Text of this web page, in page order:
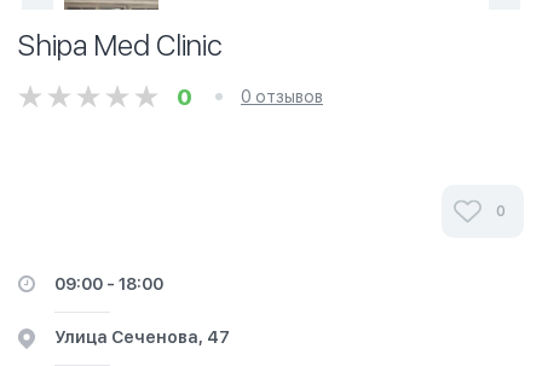
Shipa Med Clinic
0 0 отзывов
0
09:00 - 18:00
​Улица Сеченова, 47​